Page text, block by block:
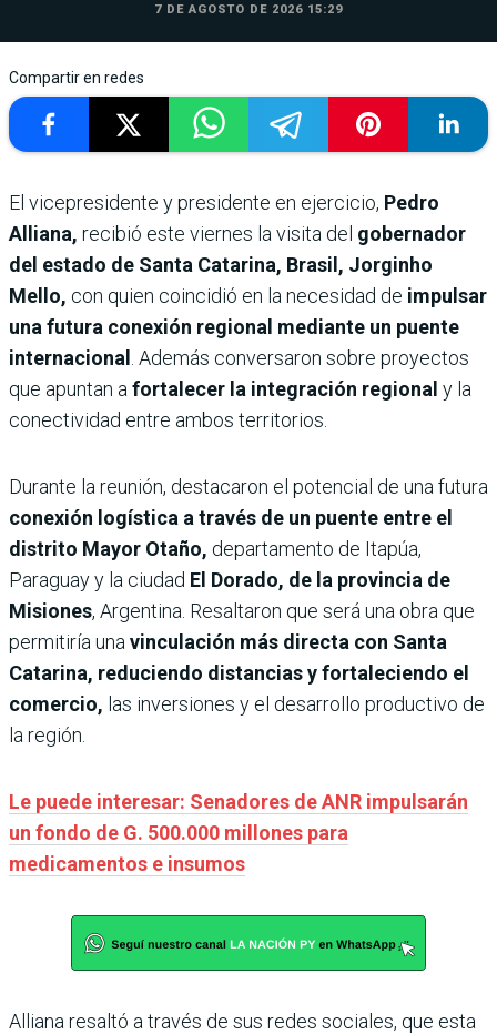
7 DE AGOSTO DE 2026 15:29
Compartir en redes
El vicepresidente y presidente en ejercicio, Pedro
Alliana, recibió este viernes la visita del gobernador
del estado de Santa Catarina, Brasil, Jorginho
Mello, con quien coincidió en la necesidad de impulsar
una futura conexión regional mediante un puente
internacional
. Además conversaron sobre proyectos
que apuntan a fortalecer la integración regional y la
conectividad entre ambos territorios.
Durante la reunión, destacaron el potencial de una futura
conexión logística a través de un puente entre el
distrito Mayor Otaño, departamento de Itapúa,
Paraguay y la ciudad El Dorado, de la provincia de
Misiones, Argentina. Resaltaron que será una obra que
permitiría una vinculación más directa con Santa
Catarina, reduciendo distancias y fortaleciendo el
comercio, las inversiones y el desarrollo productivo de
la región.
Le puede interesar: Senadores de ANR impulsarán
un fondo de G. 500.000 millones para
medicamentos e insumos
Alliana resaltó a través de sus redes sociales, que esta